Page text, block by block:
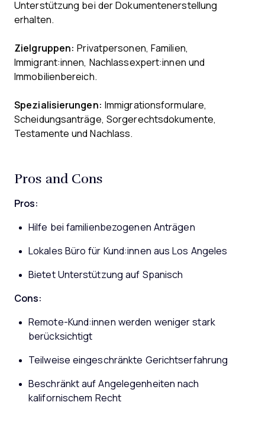
Unterstützung bei der Dokumentenerstellung
erhalten.
Zielgruppen: Privatpersonen, Familien,
Immigrant:innen, Nachlassexpert:innen und
Immobilienbereich.
Spezialisierungen: Immigrationsformulare,
Scheidungsanträge, Sorgerechtsdokumente,
Testamente und Nachlass.
Pros and Cons
Pros:
Hilfe bei familienbezogenen Anträgen
Lokales Büro für Kund:innen aus Los Angeles
Bietet Unterstützung auf Spanisch
Cons:
Remote-Kund:innen werden weniger stark
berücksichtigt
Teilweise eingeschränkte Gerichtserfahrung
Beschränkt auf Angelegenheiten nach
kalifornischem Recht